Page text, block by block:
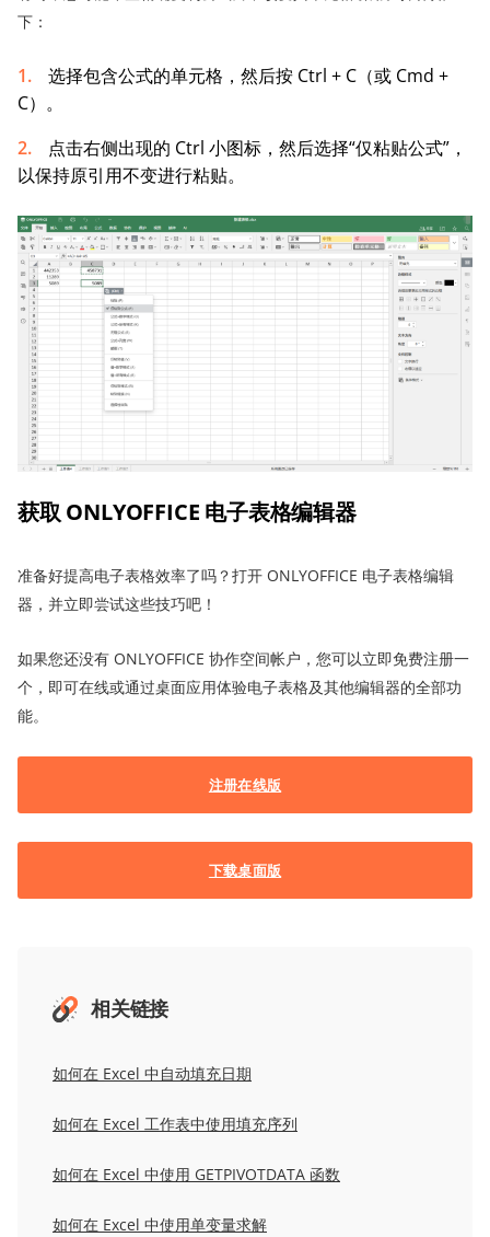
下：
选择包含公式的单元格，然后按 Ctrl + C（或 Cmd +
C）。
点击右侧出现的 Ctrl 小图标，然后选择“仅粘贴公式”，
以保持原引用不变进行粘贴。
获取 ONLYOFFICE 电子表格编辑器
准备好提高电子表格效率了吗？打开 ONLYOFFICE 电子表格编辑
器，并立即尝试这些技巧吧！
如果您还没有 ONLYOFFICE 协作空间帐户，您可以立即免费注册一
个，即可在线或通过桌面应用体验电子表格及其他编辑器的全部功
能。
注册在线版
下载桌面版
相关链接
如何在 Excel 中自动填充日期
如何在 Excel 工作表中使用填充序列
如何在 Excel 中使用 GETPIVOTDATA 函数
如何在 Excel 中使用单变量求解